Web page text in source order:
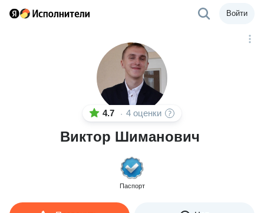
Войти
4.7 · 4 оценки
Виктор Шиманович
Паспорт